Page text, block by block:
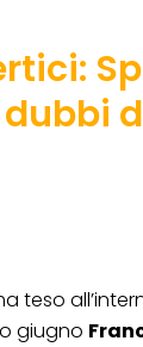
teso
giugno